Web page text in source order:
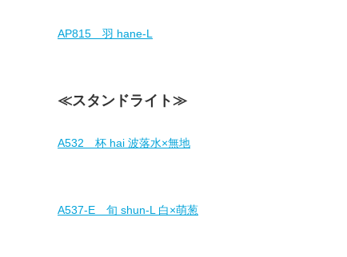
AP815 羽 hane-L
≪スタンドライト≫
A532 杯 hai 波落水×無地
A537-E 旬 shun-L 白×萌葱